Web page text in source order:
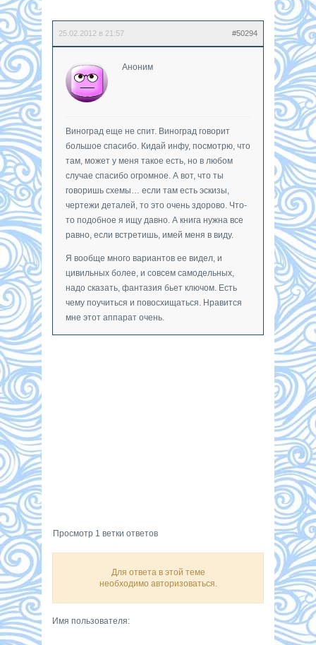
25.02.2012 в 21:57 #50294
Аноним
Виноград еще не спит. Виноград говорит
большое спасибо. Кидай инфу, посмотрю, что
там, может у меня такое есть, но в любом
случае спасибо огромное. А вот, что ты
говоришь схемы… если там есть эскизы,
чертежи деталей, то это очень здорово. Что-
то подобное я ищу давно. А книга нужна все
равно, если встретишь, имей меня в виду.
Я вообще много вариантов ее видел, и
цивильных более, и совсем самодельных,
надо сказать, фантазия бьет ключом. Есть
чему поучиться и повосхищаться. Нравится
мне этот аппарат очень.
Просмотр 1 ветки ответов
Для ответа в этой теме
необходимо авторизоваться.
Имя пользователя: